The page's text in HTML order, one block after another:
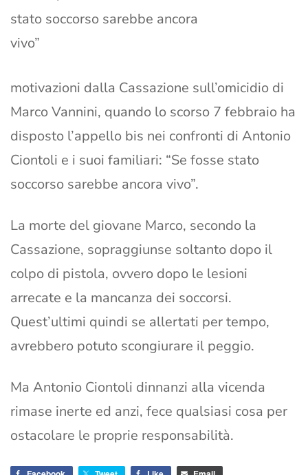
stato soccorso sarebbe ancora
vivo”
motivazioni dalla Cassazione sull’omicidio di
Marco Vannini, quando lo scorso 7 febbraio ha
disposto l’appello bis nei confronti di Antonio
Ciontoli e i suoi familiari: “Se fosse stato
soccorso sarebbe ancora vivo”.
La morte del giovane Marco, secondo la
Cassazione, sopraggiunse soltanto dopo il
colpo di pistola, ovvero dopo le lesioni
arrecate e la mancanza dei soccorsi.
Quest’ultimi quindi se allertati per tempo,
avrebbero potuto scongiurare il peggio.
Ma Antonio Ciontoli dinnanzi alla vicenda
rimase inerte ed anzi, fece qualsiasi cosa per
ostacolare le proprie responsabilità.